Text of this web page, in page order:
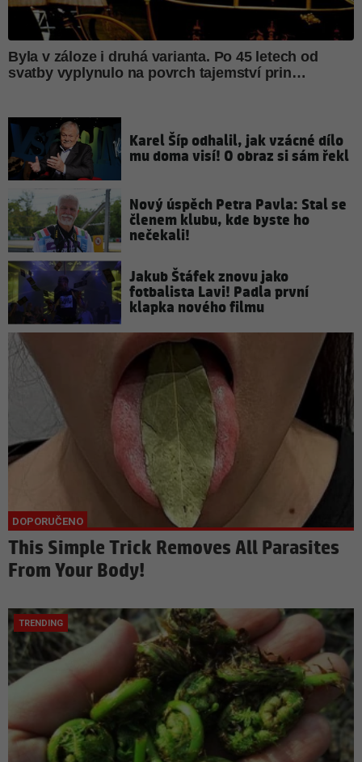
Karel Šíp odhalil, jak vzácné dílo
mu doma visí! O obraz si sám řekl
Nový úspěch Petra Pavla: Stal se
členem klubu, kde byste ho
nečekali!
Jakub Štáfek znovu jako
fotbalista Lavi! Padla první
klapka nového filmu
This Simple Trick Removes All Parasites
From Your Body!